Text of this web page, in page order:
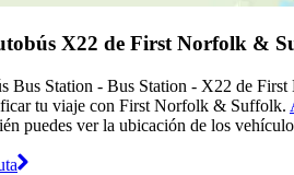
X22 de First Norfolk &
Bus Station - Bus Station - X22 de
tu viaje con First Norfolk & Suffolk.
puedes ver la ubicación de los